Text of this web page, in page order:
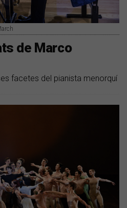
de Marco
facetes del pianista menorquí